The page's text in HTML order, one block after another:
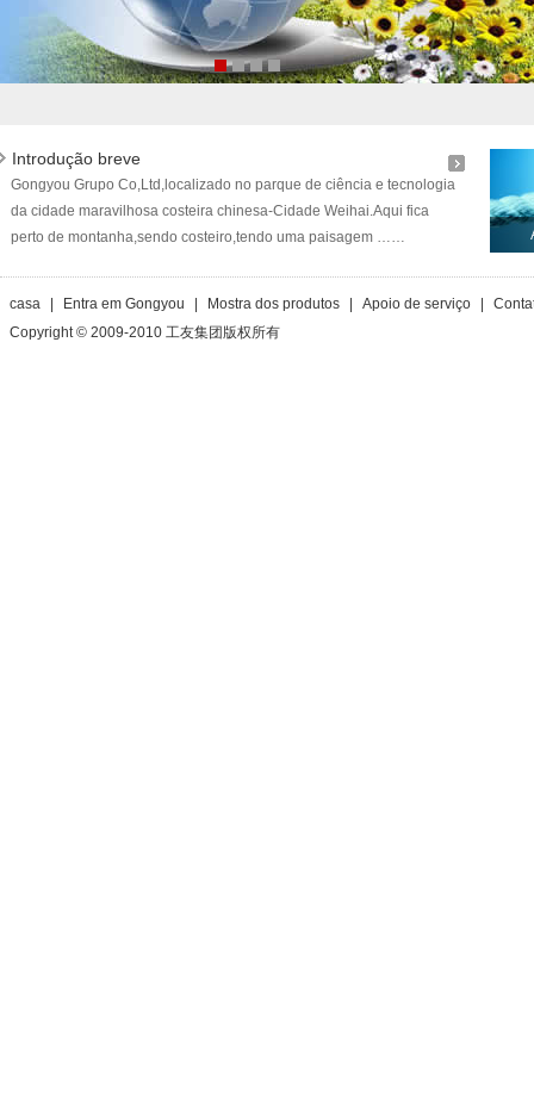
Introdução breve
Gongyou Grupo Co,Ltd,localizado no parque de ciência e tecnologia
da cidade maravilhosa costeira chinesa-Cidade Weihai.Aqui fica
perto de montanha,sendo costeiro,tendo uma paisagem ……
casa Entra em Gongyou Mostra dos produtos Apoio de serviço
Copyright © 2009-2010 工友集团版权所有